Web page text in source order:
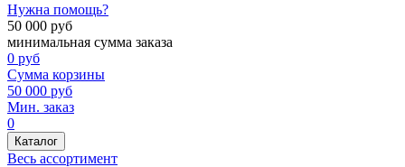
Нужна помощь?
50 000 руб
минимальная сумма заказа
0 руб
Сумма корзины
50 000 руб
Мин. заказ
0
Каталог
Весь ассортимент